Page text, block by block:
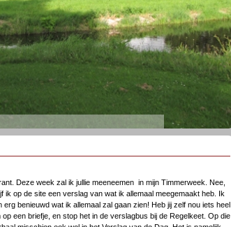
Deze week zal ik jullie meeneemen in mijn Timmerweek. Nee,
ik op de site een verslag van wat ik allemaal meegemaakt heb. Ik
benieuwd wat ik allemaal zal gaan zien! Heb jij zelf nou iets heel
een briefje, en stop het in de verslagbus bij de Regelkeet. Op die